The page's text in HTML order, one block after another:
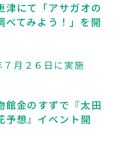
津にて「アサガオの
べてみよう！」を開
７月２６日に実施
館金のすずで『太田
予想』イベント開